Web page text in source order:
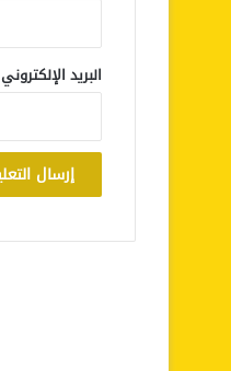
البريد الإلكتروني